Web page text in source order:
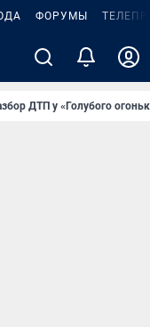
ФОРУМЫ
ДТП у «Голубого